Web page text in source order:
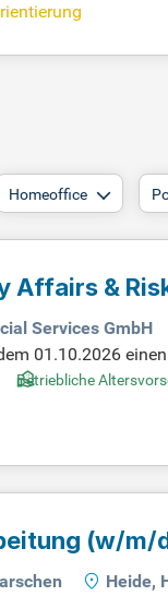
Homeoffice
Affairs &
Services GmbH
01.10.2026
Anforderungen
weiter.
Betriebliche
(w/m/
Heide,